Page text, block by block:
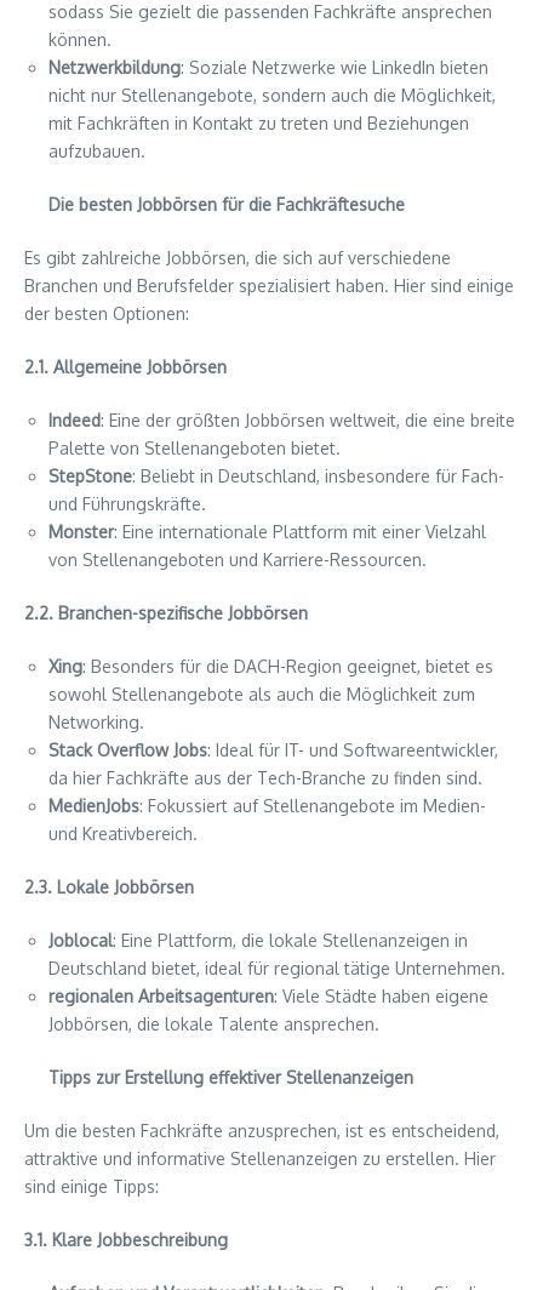
sodass Sie gezielt die passenden Fachkräfte ansprechen
können.
Netzwerkbildung: Soziale Netzwerke wie LinkedIn bieten
nicht nur Stellenangebote, sondern auch die Möglichkeit,
mit Fachkräften in Kontakt zu treten und Beziehungen
aufzubauen.
Die besten Jobbörsen für die Fachkräftesuche
Es gibt zahlreiche Jobbörsen, die sich auf verschiedene
Branchen und Berufsfelder spezialisiert haben. Hier sind einige
der besten Optionen:
2.1. Allgemeine Jobbörsen
Indeed: Eine der größten Jobbörsen weltweit, die eine breite
Palette von Stellenangeboten bietet.
StepStone: Beliebt in Deutschland, insbesondere für Fach-
und Führungskräfte.
Monster: Eine internationale Plattform mit einer Vielzahl
von Stellenangeboten und Karriere-Ressourcen.
2.2. Branchen-spezifische Jobbörsen
Xing: Besonders für die DACH-Region geeignet, bietet es
sowohl Stellenangebote als auch die Möglichkeit zum
Networking.
Stack Overflow Jobs: Ideal für IT- und Softwareentwickler,
da hier Fachkräfte aus der Tech-Branche zu finden sind.
MedienJobs: Fokussiert auf Stellenangebote im Medien-
und Kreativbereich.
2.3. Lokale Jobbörsen
Joblocal: Eine Plattform, die lokale Stellenanzeigen in
Deutschland bietet, ideal für regional tätige Unternehmen.
regionalen Arbeitsagenturen: Viele Städte haben eigene
Jobbörsen, die lokale Talente ansprechen.
Tipps zur Erstellung effektiver Stellenanzeigen
Um die besten Fachkräfte anzusprechen, ist es entscheidend,
attraktive und informative Stellenanzeigen zu erstellen. Hier
sind einige Tipps:
3.1. Klare Jobbeschreibung